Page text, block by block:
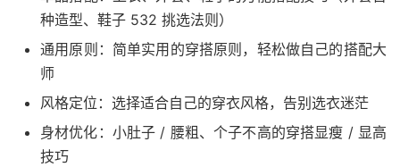
种造型、鞋子 532 挑选法则）
通用原则：简单实用的穿搭原则，轻松做自己的搭配大
师
风格定位：选择适合自己的穿衣风格，告别选衣迷茫
身材优化：小肚子 / 腰粗、个子不高的穿搭显瘦 / 显高
技巧